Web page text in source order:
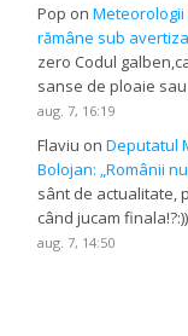
Pop onMeteorologii
rămâne sub
zero Codul
sanse de ploaie
aug. 7, 16:19
Flaviu onDeputatul
Bolojan: „Românii
sânt de actualitate,
când jucam
aug. 7, 14:50